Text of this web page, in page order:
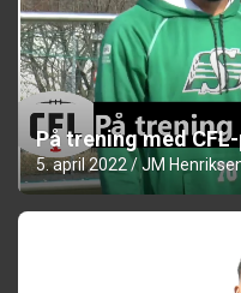
På trening med
5. april 2022 JM